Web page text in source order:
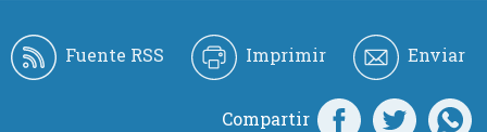
Fuente RSS Imprimir Enviar
Compartir